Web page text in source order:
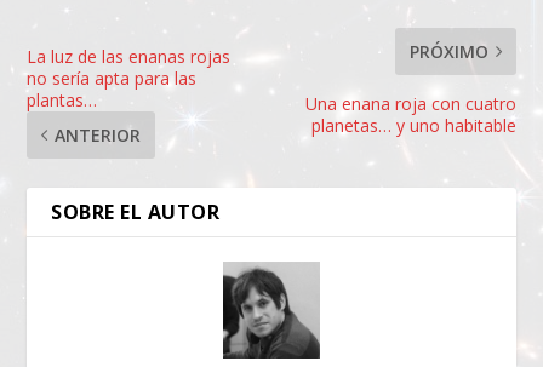
La luz de las enanas rojas
no sería apta para las
plantas…
ANTERIOR
PRÓXIMO
Una enana roja con cuatro
planetas… y uno habitable
SOBRE EL AUTOR